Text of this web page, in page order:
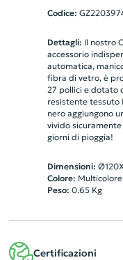
Codice:
Dettagli: Il nostro
accessorio
automatica,
fibra di vetro, è
27 pollici e dotato
resistente tessuto
nero aggiungono
vivido
giorni di pioggia!
Dimensioni:
Colore: Multicolore
Peso: 0.65Kg
Certificazioni